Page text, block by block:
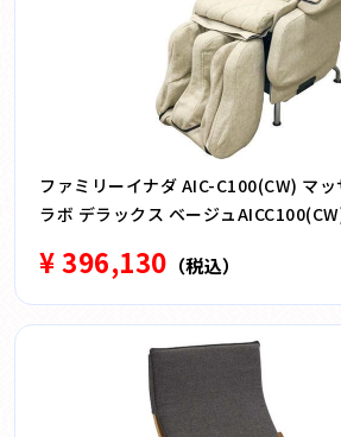
ファミリーイナダ AIC-C100(CW) マ
ラボ デラックス ベージュ
¥ 396,130 （税込）